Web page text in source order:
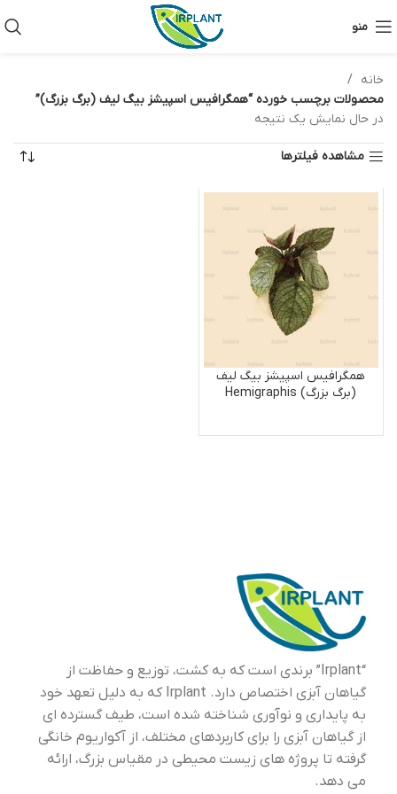
منو
خانه
محصولات برچسب خورده “همگرافیس اسپیشز بیگ لیف (برگ بزرگ)”
در حال نمایش یک نتیجه
مشاهده فیلترها
همگرافیس اسپیشز بیگ لیف
(برگ بزرگ) Hemigraphis
“Irplant” برندی است که به کشت، توزیع و حفاظت از
گیاهان آبزی اختصاص دارد. Irplant که به دلیل تعهد خود
به پایداری و نوآوری شناخته شده است، طیف گسترده ای
از گیاهان آبزی را برای کاربردهای مختلف، از آکواریوم خانگی
گرفته تا پروژه های زیست محیطی در مقیاس بزرگ، ارائه
می دهد.